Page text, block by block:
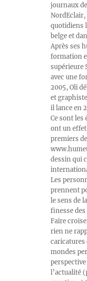
journaux
NordEclair,
quotidiens
belge et
Après ses
formation
supérieure
avec une
2005, Oli
et
il lance en
Ce sont les
ont un
premiers
dessin qui
Les
prennent
le sens de
finesse
Faire
rien ne
caricatures
mondes
l’actualité